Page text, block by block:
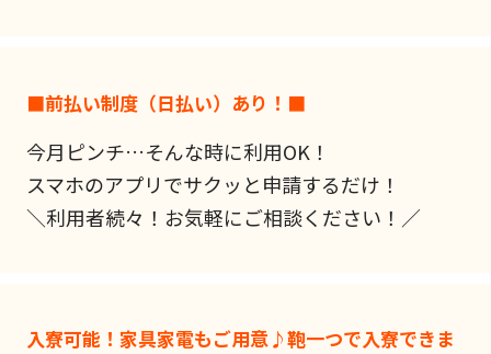
■前払い制度（日払い）あり！■
今月ピンチ…そんな時に利用OK！
スマホのアプリでサクッと申請するだけ！
＼利用者続々！お気軽にご相談ください！／
入寮可能！家具家電もご用意♪鞄一つで入寮できま